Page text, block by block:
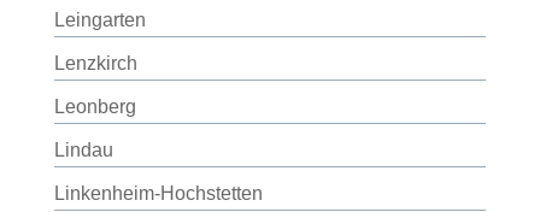
Leingarten
Lenzkirch
Leonberg
Lindau
Linkenheim-Hochstetten